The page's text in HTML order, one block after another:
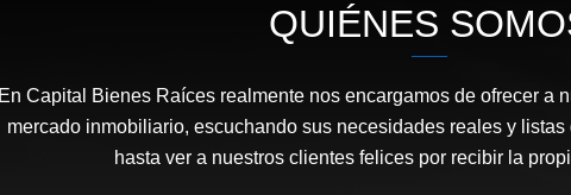
QUIÉNES
En Capital Bienes Raíces realmente nos encargamos de ofrecer a
mercado inmobiliario, escuchando sus necesidades reales y
hasta ver a nuestros clientes felices por recibir la